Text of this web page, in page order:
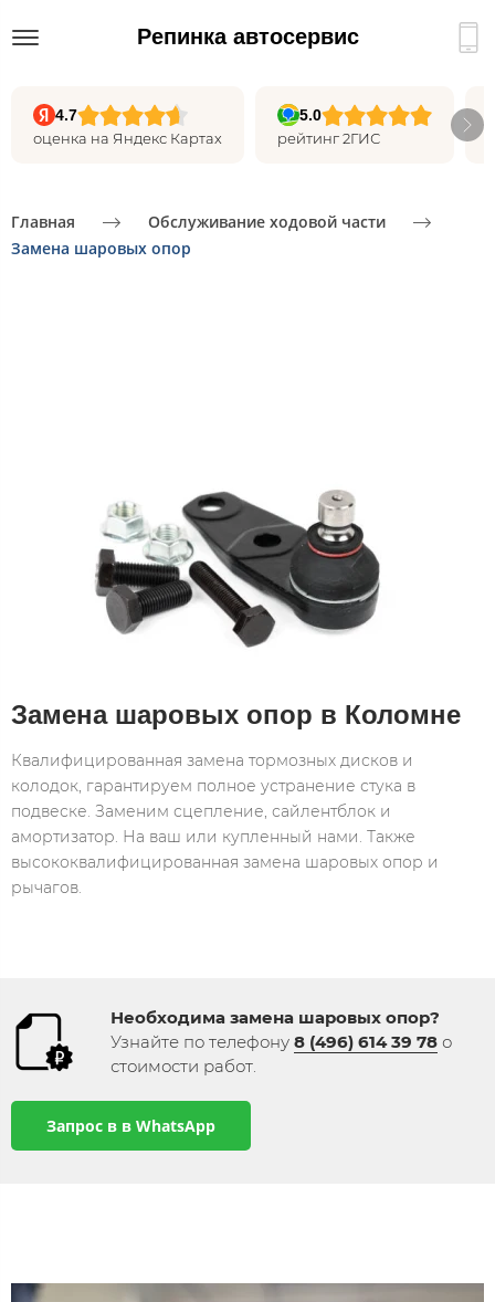
Репинка автосервис
4.7
оценка на Яндекс Картах
5.0
рейтинг 2ГИС
Главная
Обслуживание ходовой части
Замена шаровых опор
Замена шаровых опор в Коломне
Квалифицированная замена тормозных дисков и
колодок, гарантируем полное устранение стука в
подвеске. Заменим сцепление, сайлентблок и
амортизатор. На ваш или купленный нами. Также
высококвалифицированная замена шаровых опор и
рычагов.
Необходима замена шаровых опор​​​​​​​?
Узнайте по телефону 8 (496) 614 39 78 ​ о
стоимости работ​.
Запрос в в WhatsApp